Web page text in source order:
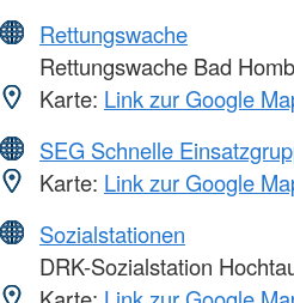
Rettungswache
Rettungswache Bad
Karte: Link zur Google
SEG Schnelle
Karte: Link zur Google
Sozialstationen
DRK-Sozialstation